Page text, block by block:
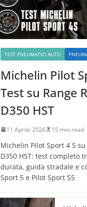
TEST PNEUMATICI AUTO
Michelin Pilot
Test su Range
D350 HST
11 Aprile 2026 15 min read
Michelin Pilot Sport 4 S
D350 HST: test completo
durata, guida stradale e
Sport 5 e Pilot Sport S5